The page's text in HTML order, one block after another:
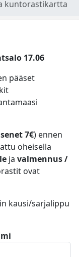
kuntorastikartta
17.06
pääset
7€) ennen
oheisella
ja valmennus /
ovat
kausi/sarjalippu